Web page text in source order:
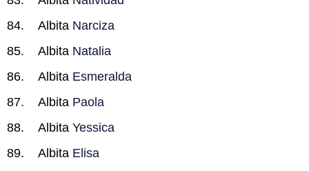
Albita Narciza
Albita Natalia
Albita Esmeralda
Albita Paola
Albita Yessica
Albita Elisa